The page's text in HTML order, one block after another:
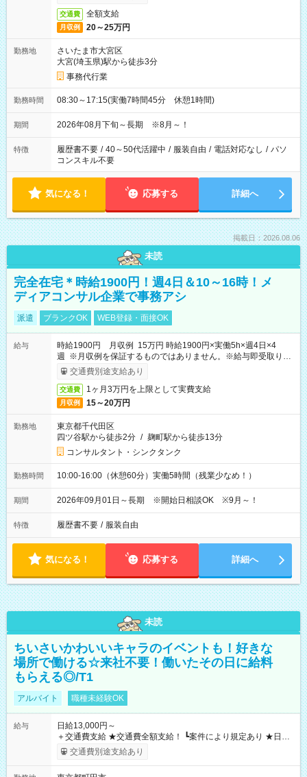
交通費 全額支給
月収例 20～25万円
勤務地
さいたま市大宮区
大宮(埼玉県)駅から徒歩3分
事務代行業
勤務時間 08:30～17:15(実働7時間45分 休憩1時間)
期間 2026年08月下旬～長期 ※8月～！
特徴 履歴書不要 / 40～50代活躍中 / 服装自由 / 電話対応なし / パソ
コンスキル不要
気になる！ 応募する 詳細へ
掲載日：2026.08.06
未読
完全在宅＊時給1900円！週4日＆10～16時！メ
ディアコンサル企業で事務アシ
派遣 ブランクOK WEB登録・面接OK
給与
時給1900円 月収例 15万円 時給1900円×実働5h×週4日×4
週 ※月収例を保証するものではありません。※給与即受取りサ
ービス利用可（利用条件有）
交通費別途支給あり
交通費 1ヶ月3万円を上限として実費支給
月収例 15～20万円
勤務地
東京都千代田区
四ツ谷駅から徒歩2分 / 麹町駅から徒歩13分
コンサルタント・シンクタンク
勤務時間 10:00-16:00（休憩60分）実働5時間（残業少なめ！）
期間 2026年09月01日～長期 ※開始日相談OK ※9月～！
特徴 履歴書不要 / 服装自由
気になる！ 応募する 詳細へ
未読
ちいさいかわいいキャラのイベントも！好きな
場所で働ける☆来社不要！働いたその日に給料
もらえる◎/T1
アルバイト 職種未経験OK
給与
日給13,000円～
＋交通費支給 ★交通費全額支給！ ┗案件により規定あり ★日払
いOK！（規定あり） ┗働いたその日に現金GET♪ お仕事後はコ
ンビニATMから 日払い分を引き落とせます！ 【試用期間】試
交通費別途支給あり